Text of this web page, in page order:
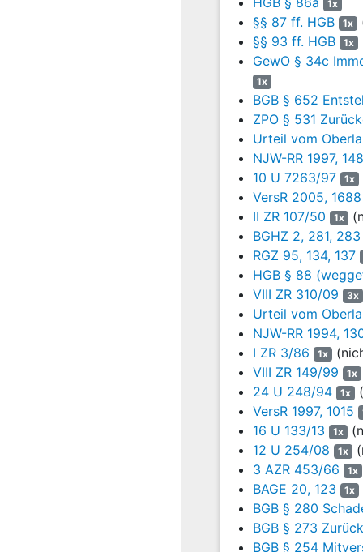
Summe
Die Klägerin hat die
Versicherungsmakler
anerkennen wolle, so
abgerechnete
Einreichung der
das
jeweils betroffenen
Soweit der Beklagte
Beklagten offenen
Nach vorprozessualer
den Beklagten zu
an sie 6.260,04 EUR
an sie die
Der Beklagte hat
die Klage abzuweisen.
Er hat eingewandt, von
nicht habe
sich nach den Angaben
ohne Grund abgelehnt
übernehmen.
1x
§§ 87 ff. HGB 1x
§§ 93 ff. HGB
1x
GewO § 34c
1x
BGB § 652
ZPO § 531
Urteil vom
NJW-RR 1997,
10 U 7263/97
1x
VersR 2005, 1688
II ZR 107/50
1x
BGHZ 2, 281, 283
RGZ 95, 134, 137
HGB § 88
VIII ZR 310/09 3x
Urteil vom
NJW-RR 1994,
I ZR 3/86
1x
VIII ZR 149/99
1x
24 U 248/94
1x
VersR 1997, 1015
16 U 133/13
1x
12 U 254/08
1x
3 AZR 453/66
1x
BAGE 20, 123
1x
BGB § 280
BGB § 273
BGB § 254